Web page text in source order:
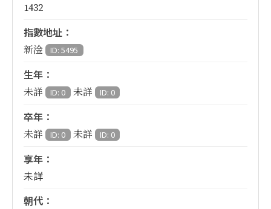
1432
指數地址：
新淦 ID: 5495
生年：
未詳 ID: 0 未詳 ID: 0
卒年：
未詳 ID: 0 未詳 ID: 0
享年：
未詳
朝代：